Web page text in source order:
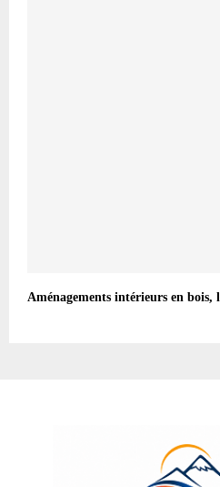
Aménagements intérieurs en bois,